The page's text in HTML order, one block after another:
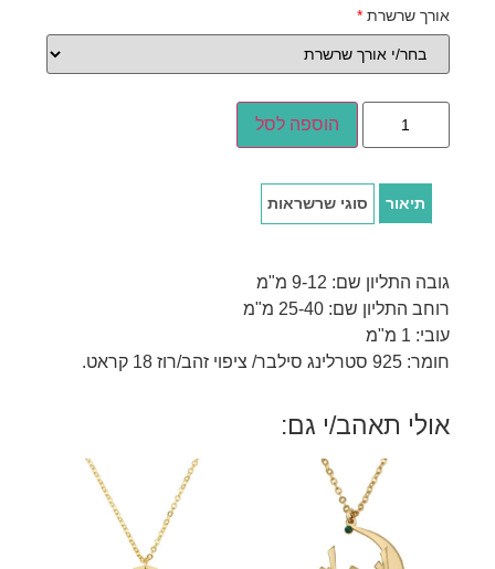
אורך שרשרת*
הוספה לסל
תיאור סוגי שרשראות
גובה התליון שם: 9-12 מ"מ
רוחב התליון שם: 25-40 מ"מ
עובי: 1 מ"מ
חומר: 925 סטרלינג סילבר/ ציפוי זהב/רוז 18 קראט.
אולי תאהב/י גם: